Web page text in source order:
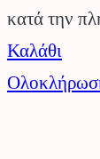
στο
καλάθι
κατά την
Καλάθι